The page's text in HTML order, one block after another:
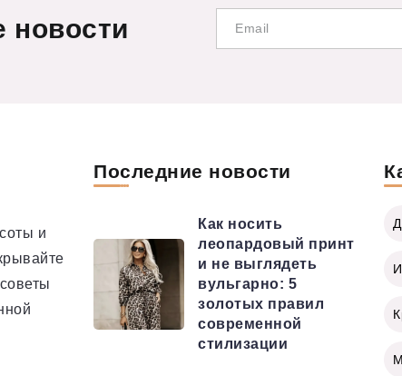
новости
и
Последние новости
Как носить
леопардовый принт
и не выглядеть
вульгарно: 5
золотых правил
современной
стилизации